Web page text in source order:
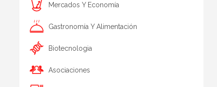
Mercados Y Economía
Gastronomía Y Alimentación
Biotecnologia
Asociaciones